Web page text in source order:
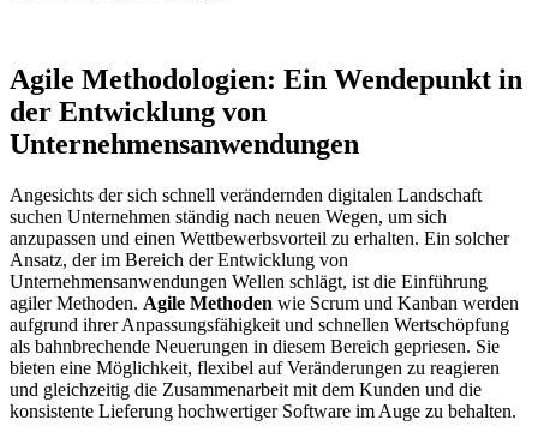
Agile Methodologien: Ein Wendepunkt in
der Entwicklung von
Unternehmensanwendungen
Angesichts der sich schnell verändernden digitalen Landschaft
suchen Unternehmen ständig nach neuen Wegen, um sich
anzupassen und einen Wettbewerbsvorteil zu erhalten. Ein solcher
Ansatz, der im Bereich der Entwicklung von
Unternehmensanwendungen Wellen schlägt, ist die Einführung
agiler Methoden. Agile Methoden wie Scrum und Kanban werden
aufgrund ihrer Anpassungsfähigkeit und schnellen Wertschöpfung
als bahnbrechende Neuerungen in diesem Bereich gepriesen. Sie
bieten eine Möglichkeit, flexibel auf Veränderungen zu reagieren
und gleichzeitig die Zusammenarbeit mit dem Kunden und die
konsistente Lieferung hochwertiger Software im Auge zu behalten.